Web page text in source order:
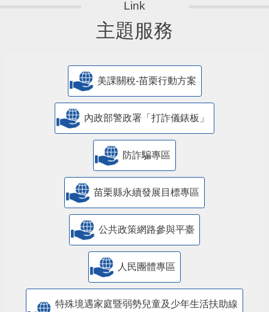
主題服務
美課關稅-苗栗行動方案
內政部警政署「打詐儀錶板」
防詐騙專區
苗栗縣永續發展目標專區
公共政策網路參與平臺
人民團體專區
特殊境遇家庭暨弱勢兒童及少年生活扶助線